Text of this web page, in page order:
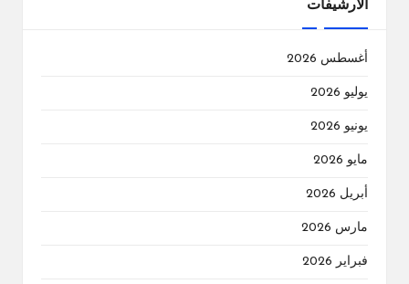
الارشيفات
أغسطس 2026
يوليو 2026
يونيو 2026
مايو 2026
أبريل 2026
مارس 2026
فبراير 2026